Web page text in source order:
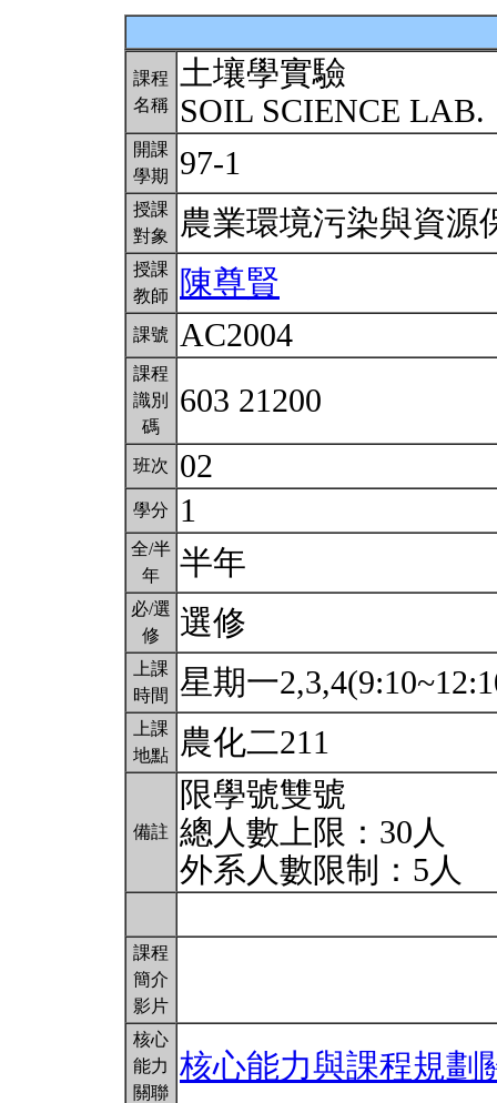
課程
名稱
土壤學實驗
SOIL SCIENCE LAB.
開課
學期
97-1
授課
對象
農業環境污染與資
授課
教師
陳尊賢
課號 AC2004
課程
識別
碼
603 21200
班次 02
學分 1
全/半
年
半年
必/選
修
選修
上課
時間
星期一
上課
地點
農化二211
備註
限學號雙號
總人數上限：30人
外系人數限制：5人
課程
簡介
影片
核心
能力
關聯
核心能力與課程規劃